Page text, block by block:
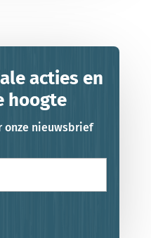
acties en
hoogte
onze nieuwsbrief